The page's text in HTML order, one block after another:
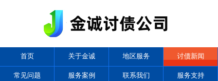
首页 关于金诚 地区服务 讨债新闻
常见问题 服务案例 联系我们 服务支持